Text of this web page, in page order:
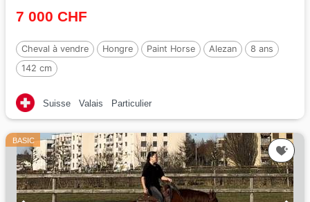
7 000 CHF
Cheval à vendre Hongre Paint Horse Alezan
8 ans
142 cm
Suisse Valais Particulier
BASIC